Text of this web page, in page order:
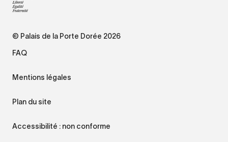
© Palais de la Porte Dorée 2026
FAQ
Mentions légales
Plan du site
Accessibilité : non conforme